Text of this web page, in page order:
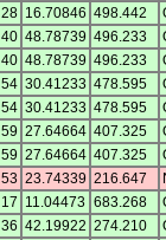
28 16.70846 498.442
40 48.78739 496.233
40 48.78739 496.233
54 30.41233 478.595
54 30.41233 478.595
59 27.64664 407.325
59 27.64664 407.325
53 23.74339 216.647
17 11.04473 683.268
36 42.19922 274.210